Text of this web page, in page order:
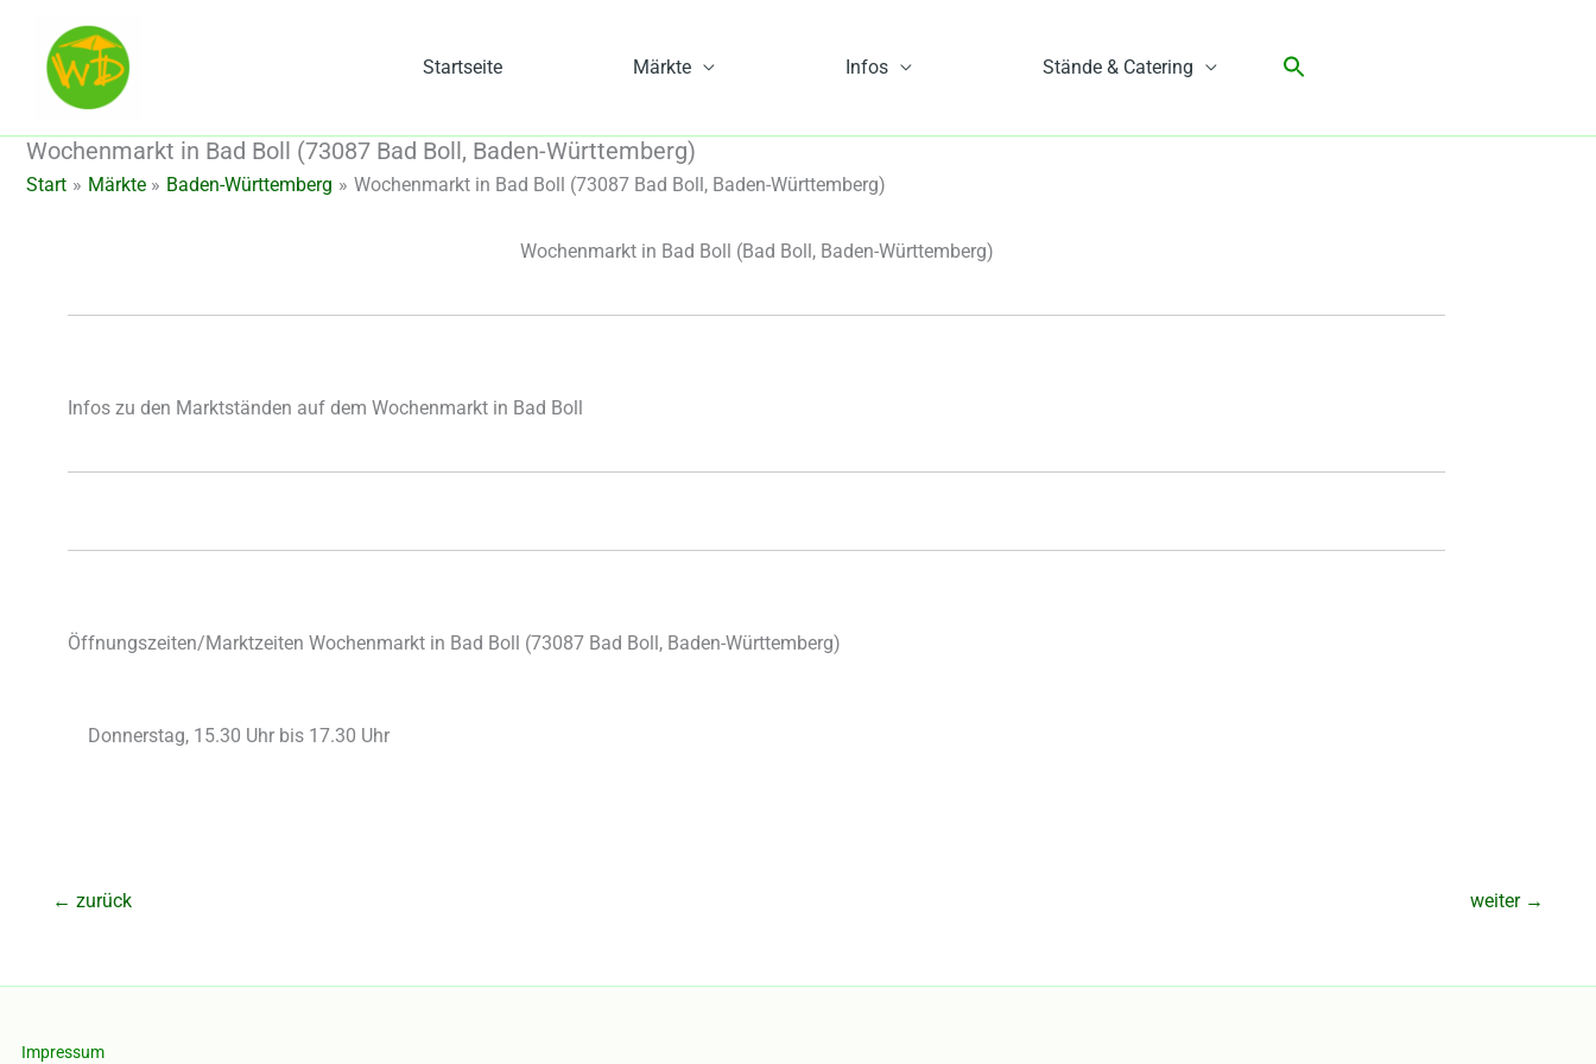
springen
Startseite Märkte Infos Stände & Catering
Wochenmarkt in Bad Boll (73087 Bad Boll, Baden-Württemberg)
Start Märkte Baden-Württemberg Wochenmarkt in Bad Boll (73087 Bad Boll, Baden-Württemberg)
Wochenmarkt in Bad Boll (Bad Boll, Baden-Württemberg)
Infos zu den Marktständen auf dem Wochenmarkt in Bad Boll
Öffnungszeiten/Marktzeiten Wochenmarkt in Bad Boll (73087 Bad Boll , Baden-Württemberg)
Donnerstag, 15.30 Uhr bis 17.30 Uhr
← zurück weiter →
Impressum